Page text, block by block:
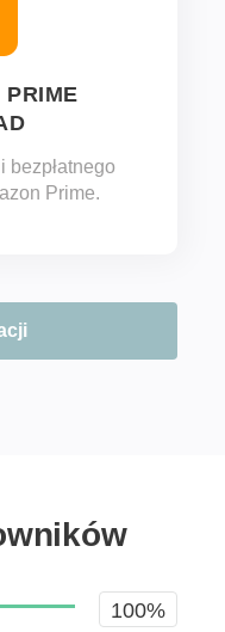
PRIME
bezpłatnego
Prime.
100%